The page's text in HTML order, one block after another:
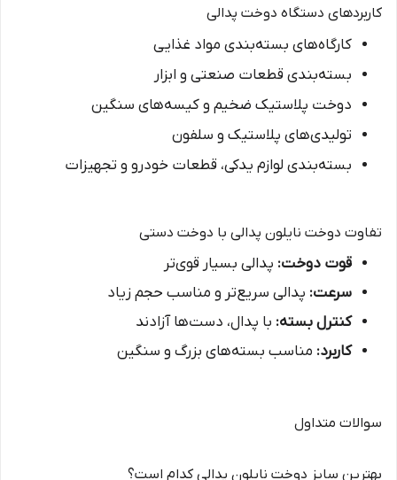
کاربردهای دستگاه دوخت پدالی
کارگاه‌های بسته‌بندی مواد غذایی
بسته‌بندی قطعات صنعتی و ابزار
دوخت پلاستیک ضخیم و کیسه‌های سنگین
تولیدی‌های پلاستیک و سلفون
بسته‌بندی لوازم یدکی، قطعات خودرو و تجهیزات
تفاوت دوخت نایلون پدالی با دوخت دستی
قوت دوخت: پدالی بسیار قوی‌تر
سرعت: پدالی سریع‌تر و مناسب حجم زیاد
کنترل بسته: با پدال، دست‌ها آزادند
کاربرد: مناسب بسته‌های بزرگ و سنگین
سوالات متداول
بهترین سایز دوخت نایلون پدالی کدام است؟